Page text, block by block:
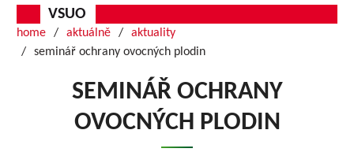
VSUO
home aktuálně
aktuality
seminář ochrany ovocných plodin
SEMINÁŘ OCHRANY
OVOCNÝCH PLODIN